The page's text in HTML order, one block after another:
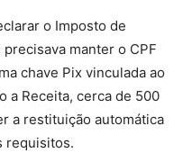
o Imposto de
manter o CPF
chave Pix vinculada ao
a Receita, cerca de 500
a restituição automática
requisitos.